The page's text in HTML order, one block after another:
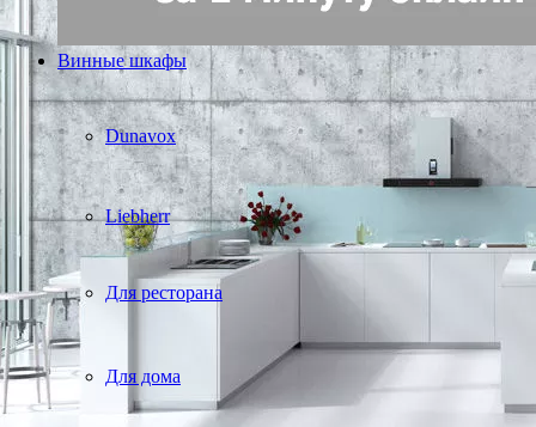
Винные шкафы
Dunavox
Liebherr
Для ресторана
Для дома